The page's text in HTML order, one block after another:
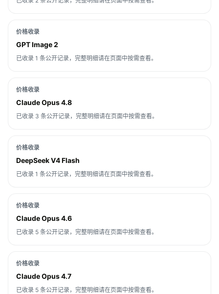
价格收录
GPT Image 2
已收录 1 条公开记录，完整明细请在页面中按需查看。
价格收录
Claude Opus 4.8
已收录 3 条公开记录，完整明细请在页面中按需查看。
价格收录
DeepSeek V4 Flash
已收录 1 条公开记录，完整明细请在页面中按需查看。
价格收录
Claude Opus 4.6
已收录 5 条公开记录，完整明细请在页面中按需查看。
价格收录
Claude Opus 4.7
已收录 5 条公开记录，完整明细请在页面中按需查看。